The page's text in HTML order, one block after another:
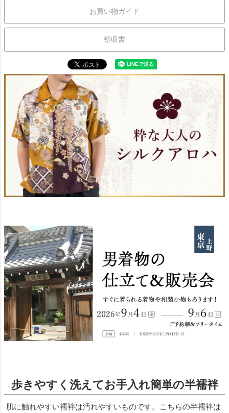
お買い物ガイド
領収書
歩きやすく洗えてお手入れ簡単の半襦袢
肌に触れやすい襦袢は汚れやすいものです。こちらの半襦袢は